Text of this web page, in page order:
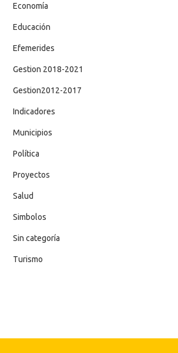
Economía
Educación
Efemerides
Gestion 2018-2021
Gestion2012-2017
Indicadores
Municipios
Política
Proyectos
Salud
Simbolos
Sin categoría
Turismo